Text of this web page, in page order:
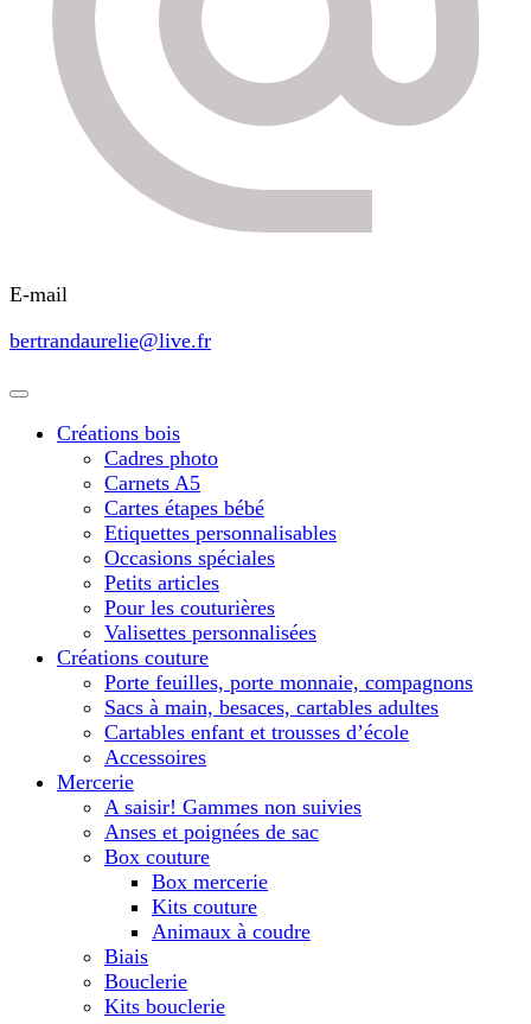
E-mail
bertrandaurelie@live.fr
Créations bois
Cadres photo
Carnets A5
Cartes étapes bébé
Etiquettes personnalisables
Occasions spéciales
Petits articles
Pour les couturières
Valisettes personnalisées
Créations couture
Porte feuilles, porte monnaie, compagnons
Sacs à main, besaces, cartables adultes
Cartables enfant et trousses d’école
Accessoires
Mercerie
A saisir! Gammes non suivies
Anses et poignées de sac
Box couture
Box mercerie
Kits couture
Animaux à coudre
Biais
Bouclerie
Kits bouclerie